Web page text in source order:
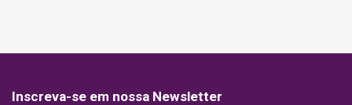
Inscreva-se em nossa Newsletter